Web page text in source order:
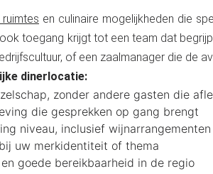
en culinaire mogelijkheden die
toegang krijgt tot een team dat
of een zaalmanager die de
dinerlocatie:
zonder andere gasten die
die gesprekken op gang brengt
niveau, inclusief wijnarrangementen
uw merkidentiteit of thema
goede bereikbaarheid in de regio